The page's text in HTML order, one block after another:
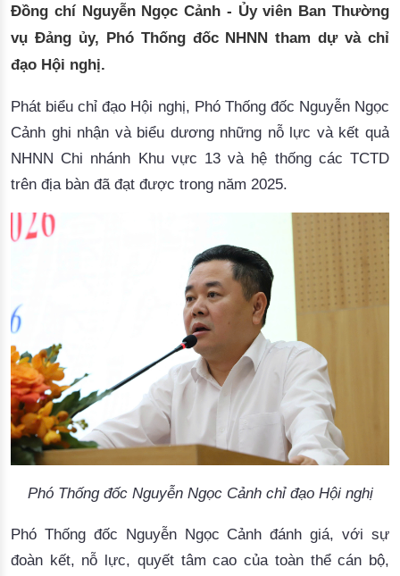
Đồng chí Nguyễn Ngọc Cảnh - Ủy viên Ban Thường
vụ Đảng ủy, Phó Thống đốc NHNN tham dự và chỉ
đạo Hội nghị.
Phát biểu chỉ đạo Hội nghị, Phó Thống đốc Nguyễn Ngọc
Cảnh ghi nhận và biểu dương những nỗ lực và kết quả
NHNN Chi nhánh Khu vực 13 và hệ thống các TCTD
trên địa bàn đã đạt được trong năm 2025.
Phó Thống đốc Nguyễn Ngọc Cảnh chỉ đạo Hội nghị
Phó Thống đốc Nguyễn Ngọc Cảnh đánh giá, với sự
đoàn kết, nỗ lực, quyết tâm cao của toàn thể cán bộ,